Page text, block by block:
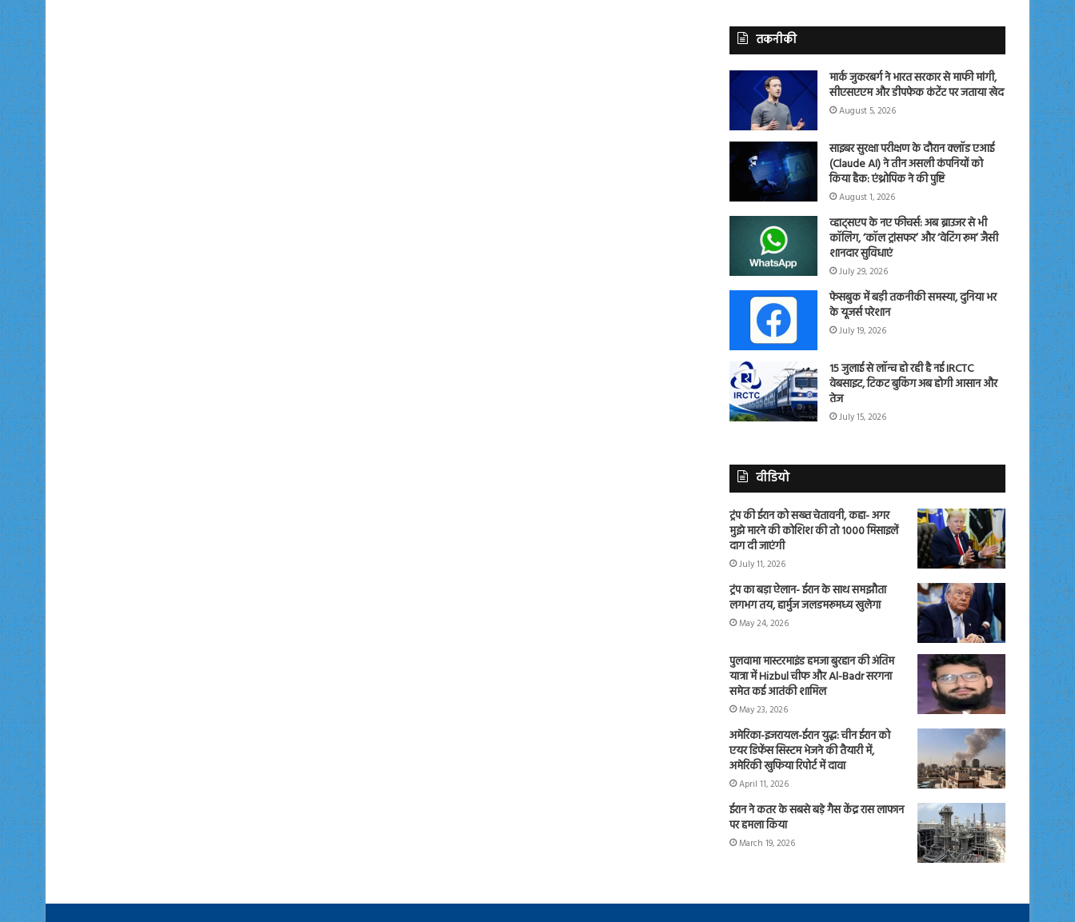
तकनीकी
मार्क जुकरबर्ग ने भारत सरकार से माफी मांगी,
सीएसएएम और डीपफेक कंटेंट पर जताया खेद
August 5, 2026
साइबर सुरक्षा परीक्षण के दौरान क्लॉड एआई
(Claude AI) ने तीन असली कंपनियों को
किया हैक: एंथ्रोपिक ने की पुष्टि
August 1, 2026
व्हाट्सएप के नए फीचर्स: अब ब्राउजर से भी
कॉलिंग, ‘कॉल ट्रांसफर’ और ‘वेटिंग रूम’ जैसी
शानदार सुविधाएं
July 29, 2026
फेसबुक में बड़ी तकनीकी समस्या, दुनिया भर
के यूजर्स परेशान
July 19, 2026
15 जुलाई से लॉन्च हो रही है नई IRCTC
वेबसाइट, टिकट बुकिंग अब होगी आसान और
तेज
July 15, 2026
वीडियो
ट्रंप की ईरान को सख्त चेतावनी, कहा- अगर
मुझे मारने की कोशिश की तो 1000 मिसाइलें
दाग दी जाएंगी
July 11, 2026
ट्रंप का बड़ा ऐलान- ईरान के साथ समझौता
लगभग तय, हार्मुज जलडमरूमध्य खुलेगा
May 24, 2026
पुलवामा मास्टरमाइंड हमजा बुरहान की अंतिम
यात्रा में Hizbul चीफ और Al-Badr सरगना
समेत कई आतंकी शामिल
May 23, 2026
अमेरिका-इजरायल-ईरान युद्ध: चीन ईरान को
एयर डिफेंस सिस्टम भेजने की तैयारी में,
अमेरिकी खुफिया रिपोर्ट में दावा
April 11, 2026
ईरान ने कतर के सबसे बड़े गैस केंद्र रास लाफान
पर हमला किया
March 19, 2026